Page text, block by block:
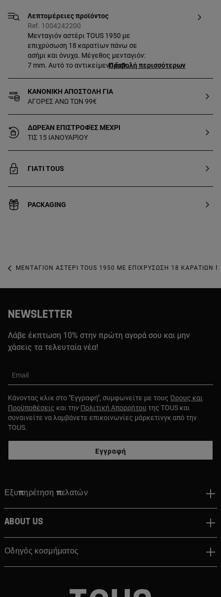
Λεπτομέρειες προϊόντος
Ref. 1004242200
Μενταγιόν αστέρι TOUS 1950 με
επιχρύσωση 18 καρατίων πάνω σε
ασήμι και όνυχα. Μέγεθος μενταγιόν:
7 mm. Αυτό το αντικείμενο δεν
καθαρότητας με επιχρύσωση από 18
έως 23 καράτια και με πάχος 3
μικρόμετρων. Αυτή η ποιότητα
εγγυάται τη μεγαλύτερη
ανθεκτικότητα του κοσμήματος.
Προβολή περισσότερων
ΚΑΝΟΝΙΚΗ ΑΠΟΣΤΟΛΗ ΓΙΑ
ΑΓΟΡΕΣ ΑΝΩ ΤΩΝ 99€
ΔΩΡΕΆΝ ΕΠΙΣΤΡΟΦΈΣ ΜΈΧΡΙ
ΤΙΣ 15 ΙΑΝΟΥΑΡΊΟΥ
ΓΙΑΤΙ TOUS
PACKAGING
ΜΕΝΤΑΓΙΌΝ ΑΣΤΈΡΙ TOUS 1950 ΜΕ ΕΠΙΧΡΎΣΩΣΗ 18 ΚΑΡΑΤΊΩΝ
NEWSLETTER
Λάβε έκπτωση 10% στην πρώτη αγορά σου και μην
χάσεις τα τελευταία νέα!
Email
Κάνοντας κλικ στο "Εγγραφή", συμφωνείτε με τους Όρους και
Προϋποθέσεις και την Πολιτική Απορρήτου της TOUS και
συναινείτε να λαμβάνετε επικοινωνίες μάρκετινγκ από την
TOUS.
Εγγραφή
Εξυπηρέτηση πελατών
About us
Οδηγός κοσμήματος